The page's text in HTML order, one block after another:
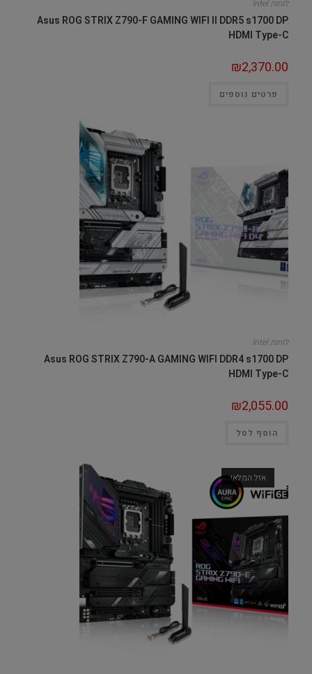
לוחות Intel
Asus ROG STRIX Z790-F GAMING WIFI II DDR5 s1700 DP
HDMI Type-C
₪2,370.00
פרטים נוספים
לוחות Intel
Asus ROG STRIX Z790-A GAMING WIFI DDR4 s1700 DP
HDMI Type-C
₪2,055.00
הוסף לסל
אזל המלאי